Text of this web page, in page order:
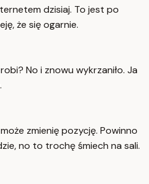
dzisiaj. To jest po
że się ogarnie.
No i znowu wykrzaniło. Ja
zmienię pozycję. Powinno
no to trochę śmiech na sali.